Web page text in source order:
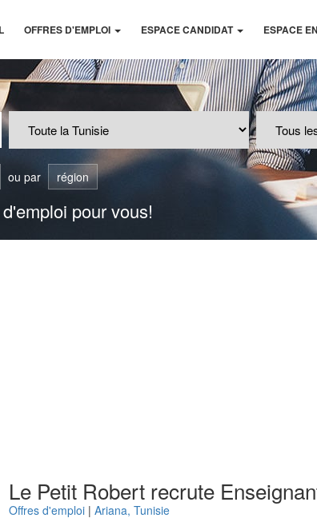
OFFRES D'EMPLOI ESPACE CANDIDAT ESPACE
ou par région
pour vous!
Le Petit Robert recrute
Offres d'emploi |Ariana, Tunisie